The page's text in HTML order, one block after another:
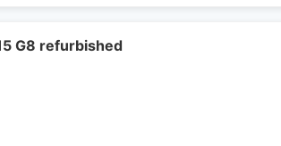
G8 refurbished